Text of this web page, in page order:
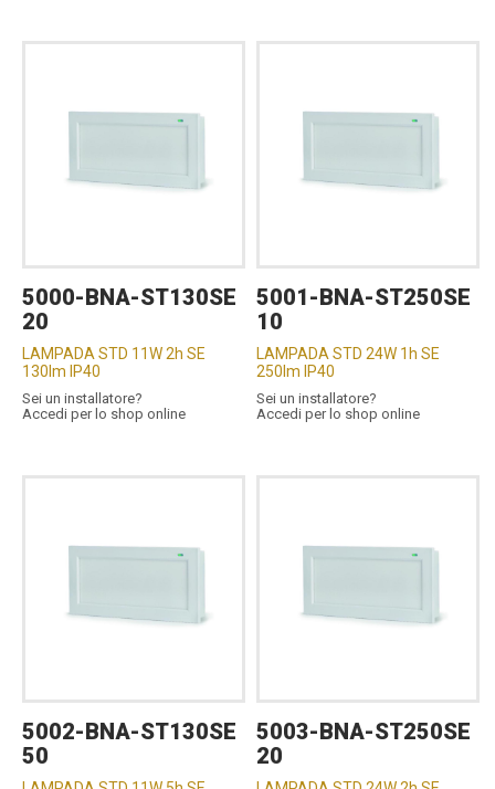
5000-BNA-ST130SE
20
LAMPADA STD 11W 2h SE
130lm IP40
Sei un installatore?
Accedi per lo shop online
5001-BNA-ST250SE
10
LAMPADA STD 24W 1h SE
250lm IP40
Sei un installatore?
Accedi per lo shop online
5002-BNA-ST130SE
50
5003-BNA-ST250SE
20